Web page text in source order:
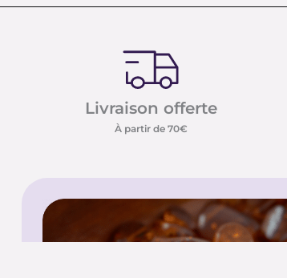
Livraison offerte
À partir de 70€